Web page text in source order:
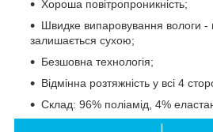
Хороша повітропроникність;
Швидке випаровування вологи -
залишається сухою;
Безшовна технологія;
Відмінна розтяжність у всі 4
Склад: 96% поліамід, 4%